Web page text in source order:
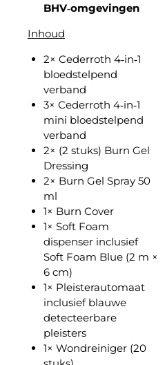
BHV‑omgevingen
Inhoud
2× Cederroth 4‑in‑1
bloedstelpend
verband
3× Cederroth 4‑in‑1
mini bloedstelpend
verband
2× (2 stuks) Burn Gel
Dressing
2× Burn Gel Spray 50
ml
1× Burn Cover
1× Soft Foam
dispenser inclusief
Soft Foam Blue (2 m ×
6 cm)
1× Pleisterautomaat
inclusief blauwe
detecteerbare
pleisters
1× Wondreiniger (20